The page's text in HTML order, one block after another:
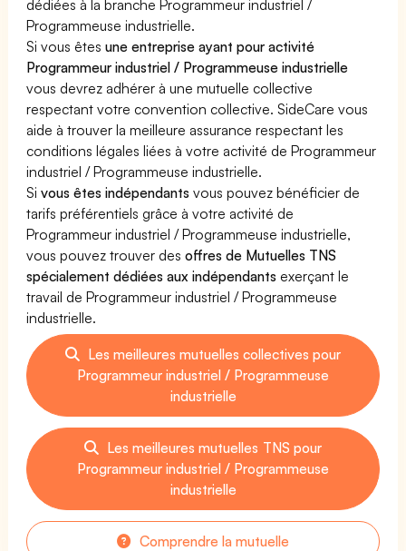
dédiées à la branche Programmeur industriel /
Programmeuse industrielle.
Si vous êtesune entreprise ayant pour activité
Programmeur industriel / Programmeuse industrielle
vous devrez adhérer à une mutuelle collective
respectant votre convention collective. SideCare vous
aide à trouver la meilleure assurance respectant les
conditions légales liées à votre activité de Programmeur
industriel / Programmeuse industrielle.
Sivous êtes indépendants vous pouvez bénéficier de
tarifs préférentiels grâce à votre activité de
Programmeur industriel / Programmeuse industrielle,
vous pouvez trouver desoffres de Mutuelles TNS
spécialement dédiées aux indépendants exerçant le
travail de Programmeur industriel / Programmeuse
industrielle.
Les meilleures mutuelles collectives pour
Programmeur industriel / Programmeuse
industrielle
Les meilleures mutuelles TNS pour
Programmeur industriel / Programmeuse
industrielle
Comprendre la mutuelle